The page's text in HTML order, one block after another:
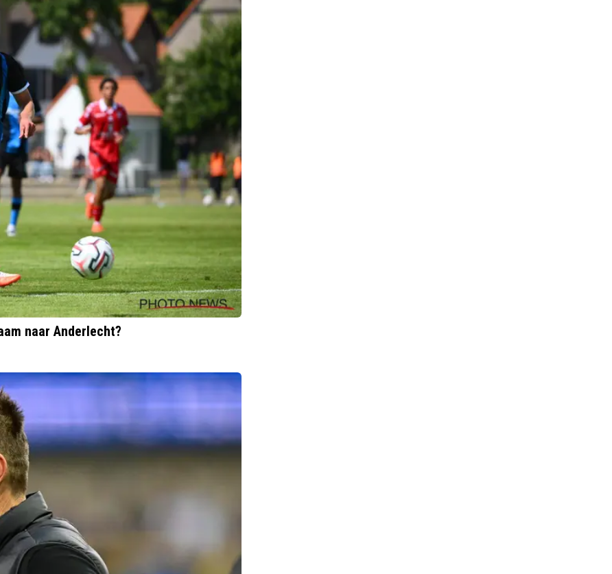
naar Anderlecht?